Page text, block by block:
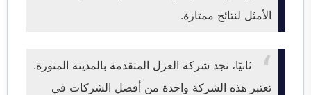
الأمثل لنتائج ممتازة.
ثانيًا، نجد شركة العزل المتقدمة بالمدينة المنورة.
تعتبر هذه الشركة واحدة من أفضل الشركات في